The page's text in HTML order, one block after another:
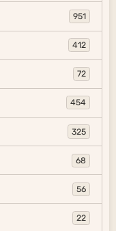
951
412
72
454
325
68
56
22